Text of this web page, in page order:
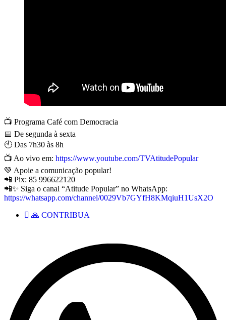
📺 Programa Café com Democracia
📅 De segunda à sexta
🕙 Das 7h30 às 8h
📺 Ao vivo em: https://www.youtube.com/TVAtitudePopular
💚 Apoie a comunicação popular!
📲 Pix: 85 996622120
📲✨ Siga o canal “Atitude Popular” no WhatsApp:
https://whatsapp.com/channel/0029Vb7GYfH8KMqiuH1UsX2O
🙏 CONTRIBUA